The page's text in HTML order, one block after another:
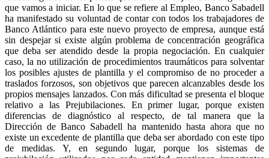
que vamos a iniciar. En lo que se refiere al Empleo, Banco Sabadell
ha manifestado su voluntad de contar con todos los trabajadores de
Banco Atlántico para este nuevo proyecto de empresa, aunque está
sin despejar si existe algún problema de concentración geográfica
que deba ser atendido desde la propia negociación. En cualquier
caso, la no utilización de procedimientos traumáticos para solventar
los posibles ajustes de plantilla y el compromiso de no proceder a
traslados forzosos, son objetivos que parecen alcanzables desde los
propios mensajes lanzados. Con más dificultad se presenta el bloque
relativo a las Prejubilaciones. En primer lugar, porque existen
diferencias de diagnóstico al respecto, de tal manera que la
Dirección de Banco Sabadell ha mantenido hasta ahora que no
existe un excedente de plantilla que deba ser abordado con este tipo
de medidas. Y, en segundo lugar, porque los sistemas de